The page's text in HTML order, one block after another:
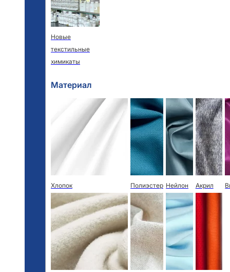
Новые
текстильные
химикаты
Материал
Хлопок Полиэстер Нейлон Акрил